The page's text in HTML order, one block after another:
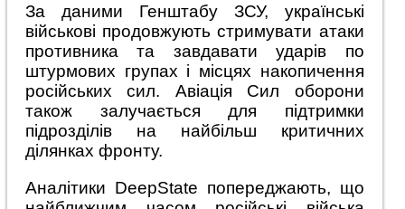
За даними Генштабу ЗСУ, українські
військові продовжують стримувати атаки
противника та завдавати ударів по
штурмових групах і місцях накопичення
російських сил. Авіація Сил оборони
також залучається для підтримки
підрозділів на найбільш критичних
ділянках фронту.
Аналітики DeepState попереджають, що